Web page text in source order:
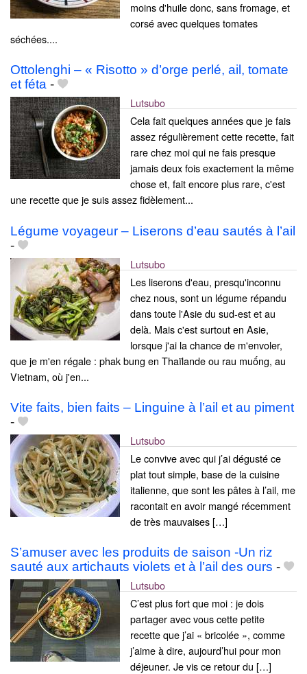
moins d'huile donc, sans fromage, et
corsé avec quelques tomates
séchées....
Ottolenghi – « Risotto » d’orge perlé, ail, tomate
et féta -
Lutsubo
Cela fait quelques années que je fais
assez régulièrement cette recette, fait
rare chez moi qui ne fais presque
jamais deux fois exactement la même
chose et, fait encore plus rare, c'est
une recette que je suis assez fidèlement...
Légume voyageur – Liserons d’eau sautés à l’ail
-
Lutsubo
Les liserons d'eau, presqu'inconnu
chez nous, sont un légume répandu
dans toute l'Asie du sud-est et au
delà. Mais c'est surtout en Asie,
lorsque j'ai la chance de m'envoler,
que je m'en régale : phak bung en Thaïlande ou rau muống, au
Vietnam, où j'en...
Vite faits, bien faits – Linguine à l’ail et au piment
-
Lutsubo
Le convive avec qui j’ai dégusté ce
plat tout simple, base de la cuisine
italienne, que sont les pâtes à l’ail, me
racontait en avoir mangé récemment
de très mauvaises […]
S’amuser avec les produits de saison -Un riz
sauté aux artichauts violets et à l’ail des ours -
Lutsubo
C’est plus fort que moi : je dois
partager avec vous cette petite
recette que j’ai « bricolée », comme
j’aime à dire, aujourd’hui pour mon
déjeuner. Je vis ce retour du […]